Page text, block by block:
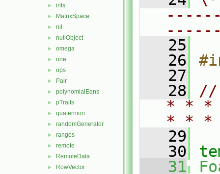
► ints
► MatrixSpace
► nil
► nullObject
► omega
► one
► ops
► Pair
► polynomialEqns
► pTraits
► quaternion
► randomGenerator
► ranges
► remote
► RemoteData
► RowVector
   25
   26
   27
   28
//
* * *
* *
   29
   30
   31